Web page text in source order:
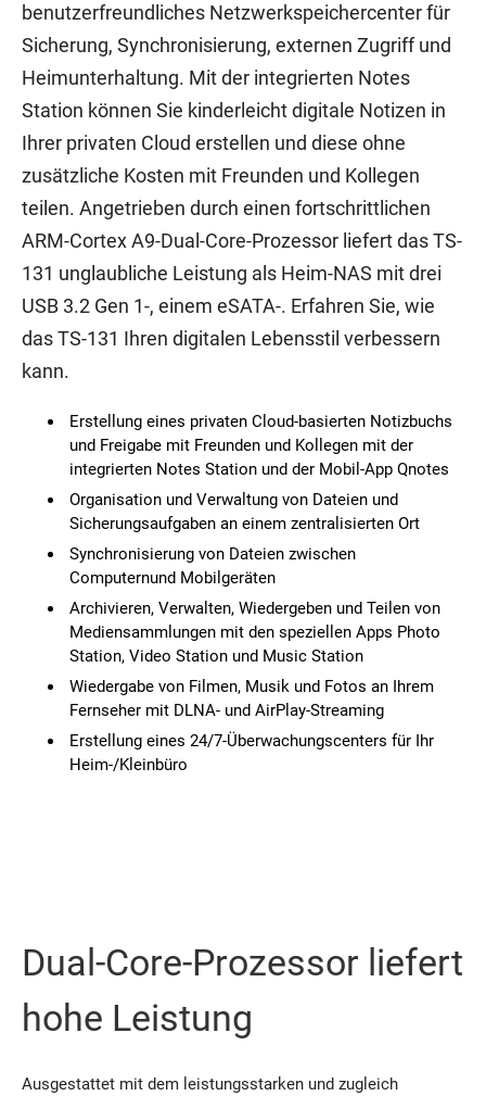
benutzerfreundliches Netzwerkspeichercenter für
Sicherung, Synchronisierung, externen Zugriff und
Heimunterhaltung. Mit der integrierten Notes
Station können Sie kinderleicht digitale Notizen in
Ihrer privaten Cloud erstellen und diese ohne
zusätzliche Kosten mit Freunden und Kollegen
teilen. Angetrieben durch einen fortschrittlichen
ARM-Cortex A9-Dual-Core-Prozessor liefert das TS-
131 unglaubliche Leistung als Heim-NAS mit drei
USB 3.2 Gen 1-, einem eSATA-. Erfahren Sie, wie
das TS-131 Ihren digitalen Lebensstil verbessern
kann.
Erstellung eines privaten Cloud-basierten Notizbuchs
und Freigabe mit Freunden und Kollegen mit der
integrierten Notes Station und der Mobil-App Qnotes
Organisation und Verwaltung von Dateien und
Sicherungsaufgaben an einem zentralisierten Ort
Synchronisierung von Dateien zwischen
Computernund Mobilgeräten
Archivieren, Verwalten, Wiedergeben und Teilen von
Mediensammlungen mit den speziellen Apps Photo
Station, Video Station und Music Station
Wiedergabe von Filmen, Musik und Fotos an Ihrem
Fernseher mit DLNA- und AirPlay-Streaming
Erstellung eines 24/7-Überwachungscenters für Ihr
Heim-/Kleinbüro
Dual-Core-Prozessor liefert
hohe Leistung
Ausgestattet mit dem leistungsstarken und zugleich